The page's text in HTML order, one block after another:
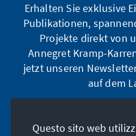
Erhalten Sie exklusive
Publikationen,
Projekte direkt von
Annegret Kramp-
jetzt unseren
auf dem
Questo sito web